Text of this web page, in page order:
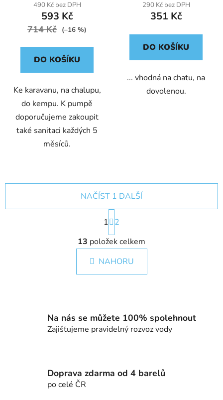
490 Kč bez DPH
593 Kč
714 Kč (–16 %)
DO KOŠÍKU
Ke karavanu, na chalupu,
do kempu. K pumpě
doporučujeme zakoupit
také sanitaci každých 5
měsíců.
290 Kč bez DPH
351 Kč
DO KOŠÍKU
... vhodná na chatu, na
dovolenou.
O
v
l
á
d
p
r
v
NAČÍST 1 DALŠÍ
S
t
r
á
n
k
1
2
13 položek celkem
NAHORU
Na nás se můžete 100% spolehnout
Zajišťujeme pravidelný rozvoz vody
Doprava zdarma od 4 barelů
po celé ČR